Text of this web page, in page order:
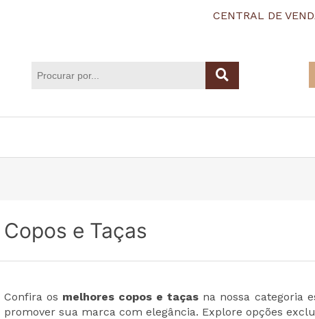
CENTRAL DE
Copos e Taças
Confira os melhores copos e taças na nossa categoria
promover sua marca com elegância. Explore opções